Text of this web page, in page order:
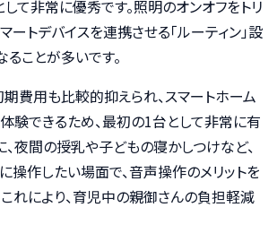
して非常に優秀です。照明のオンオフをトリ
ートデバイスを連携させる「ルーティン」設
ことが多いです。
期費用も比較的抑えられ、スマートホーム
験できるため、最初の1台として非常に有
、夜間の授乳や子どもの寝かしつけなど、
操作したい場面で、音声操作のメリットを
これにより、育児中の親御さんの負担軽減